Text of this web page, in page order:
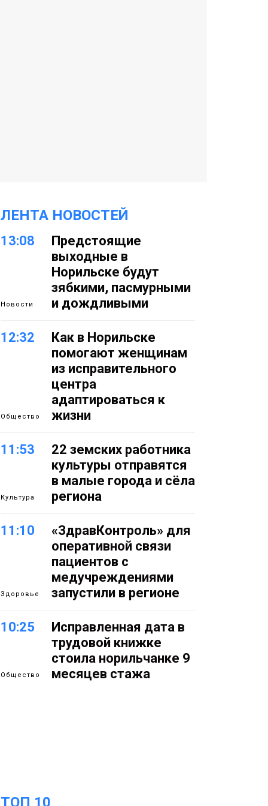
ЛЕНТА НОВОСТЕЙ
13:08
Новости
Предстоящие
выходные в
Норильске будут
зябкими, пасмурными
и дождливыми
12:32
Общество
Как в Норильске
помогают женщинам
из исправительного
центра
адаптироваться к
жизни
11:53
Культура
22 земских работника
культуры отправятся
в малые города и сёла
региона
11:10
Здоровье
«ЗдравКонтроль» для
оперативной связи
пациентов с
медучреждениями
запустили в регионе
10:25
Общество
Исправленная дата в
трудовой книжке
стоила норильчанке 9
месяцев стажа
06 августа
ТОП 10